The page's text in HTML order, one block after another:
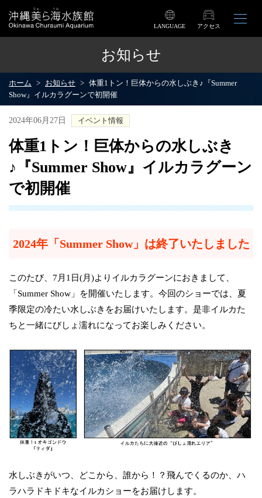
LANGUAGE アクセス
お知らせ
ホーム お知らせ
体重1トン！巨体からの水しぶき♪『Summer
Show』イルカラグーンで初開催
2024年06月27日 イベント情報
体重1トン！巨体からの水しぶき
♪『Summer Show』イルカラグーン
で初開催
2024年「Summer Show」は終了いたしました
このたび、7月1日(月)よりイルカラグーンにおきまして、
「Summer Show」を開催いたします。今回のショーでは、夏
季限定の冷たい水しぶきをお届けいたします。是非イルカた
ちと一緒にびしょ濡れになってお楽しみください。
水しぶきがいつ、どこから、誰から！？飛んでくるのか、ハ
ラハラドキドキなイルカショーをお届けします。